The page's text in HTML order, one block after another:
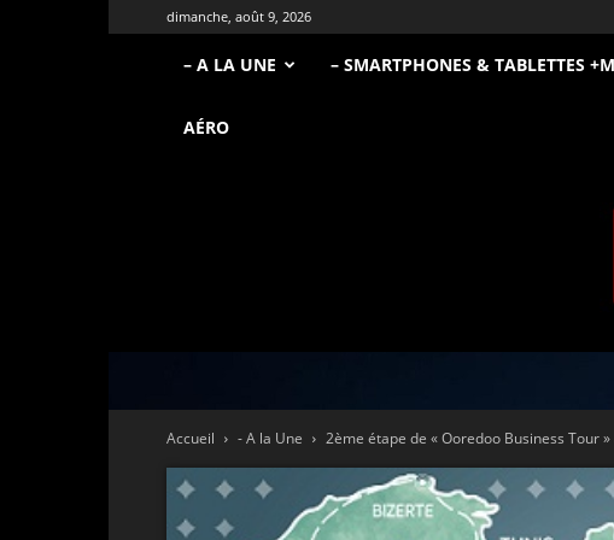
dimanche, août 9, 2026
– A LA UNE – SMARTPHONES & TABLETTES
AÉRO
Accueil
- A la Une 2ème étape de « Ooredoo Business Tour »